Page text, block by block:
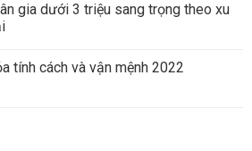
gia dưới 3 triệu sang trọng theo xu
tính cách và vận mệnh 2022